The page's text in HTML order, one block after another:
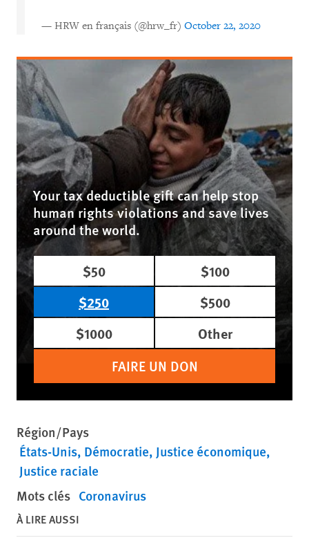
— HRW en français (@hrw_fr) October 22, 2020
Your tax deductible gift can help stop
human rights violations and save lives
around the world.
$50
$100
$250
$500
$1000
Other
FAIRE UN DON
Région/Pays
États-Unis Démocratie Justice économique
Justice raciale
Mots clés Coronavirus
À LIRE AUSSI